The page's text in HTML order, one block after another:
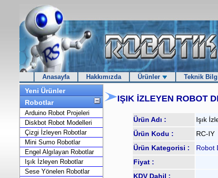
Anasayfa Hakkımızda Ürünler Teknik
Yeni Ürünler
Robotlar
Arduino Robot Projeleri
Diskbot Robot Modelleri
Çizgi İzleyen Robotlar
Mini Sumo Robotlar
Engel Algılayan Robotlar
Işık İzleyen Robotlar
Sese Yönelen Robotlar
IŞIK İZLEYEN ROBOT
Ürün Adı :
Işık
Ürün Kodu :
RC-IY
Ürün Kategorisi :
Robot
Fiyat :
KDV Dahil :